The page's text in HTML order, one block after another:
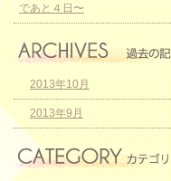
であと４日〜
2013年10月
2013年9月